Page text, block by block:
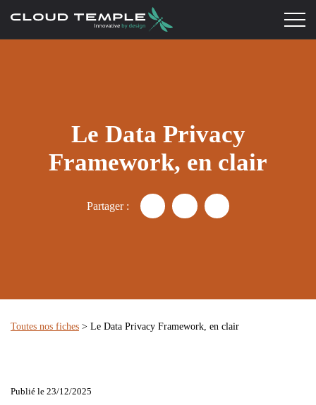
Le Data Privacy
Framework, en clair
Partager : Partager "Data Privacy
Partager "Data
Partager "Data
Toutes nos fiches > Le Data Privacy Framework, en clair
Publié le 23/12/2025